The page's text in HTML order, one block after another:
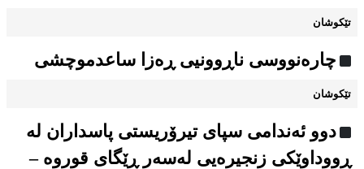
تێکوشان
چارەنووسی ناڕوونیی ڕەزا ساعدموچشی
تێکوشان
دوو ئەندامی سپای تیرۆریستی پاسداران لە
ڕووداوێکی زنجیرەیی لەسەر ڕێگای قوروە –